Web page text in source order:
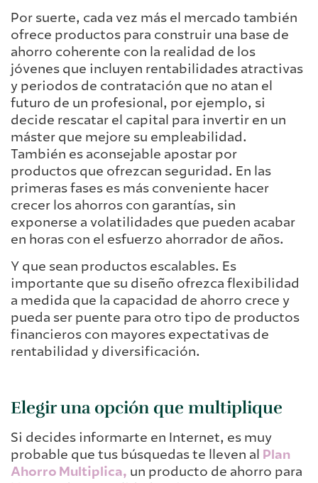
Por suerte, cada vez más el mercado también
ofrece productos para construir una base de
ahorro coherente con la realidad de los
jóvenes que incluyen rentabilidades atractivas
y periodos de contratación que no atan el
futuro de un profesional, por ejemplo, si
decide rescatar el capital para invertir en un
máster que mejore su empleabilidad.
También es aconsejable apostar por
productos que ofrezcan seguridad. En las
primeras fases es más conveniente hacer
crecer los ahorros con garantías, sin
exponerse a volatilidades que pueden acabar
en horas con el esfuerzo ahorrador de años.
Y que sean productos escalables. Es
importante que su diseño ofrezca flexibilidad
a medida que la capacidad de ahorro crece y
pueda ser puente para otro tipo de productos
financieros con mayores expectativas de
rentabilidad y diversificación.
Elegir una opción que multiplique
Si decides informarte en Internet, es muy
probable que tus búsquedas te lleven al Plan
Ahorro Multiplica, un producto de ahorro para